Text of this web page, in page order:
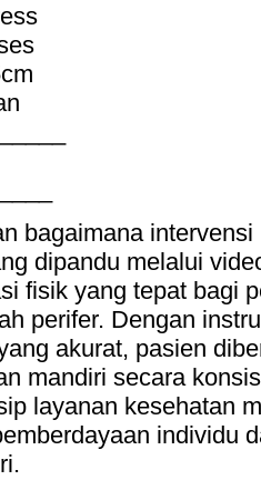
bagaimana
dipandu melalui
fisik yang tepat bagi
perifer. Dengan
akurat, pasien
mandiri secara
layanan kesehatan
individu